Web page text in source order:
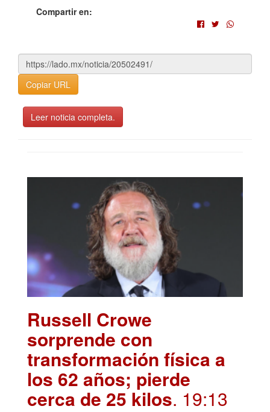
Compartir en:
Copiar URL
Leer noticia completa.
Russell Crowe
sorprende con
transformación física a
los 62 años; pierde
cerca de 25 kilos. 19:13